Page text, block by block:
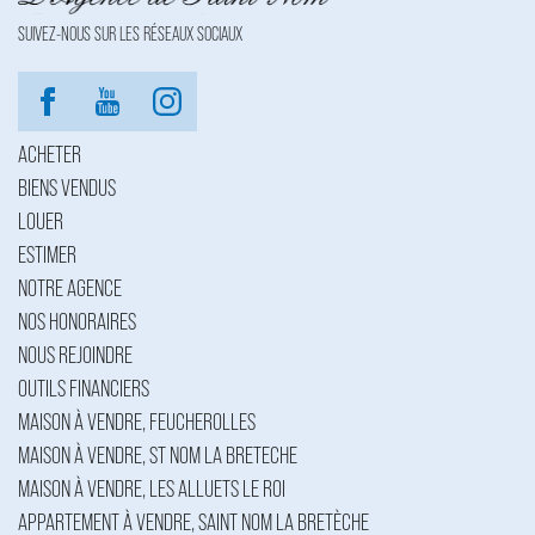
SUIVEZ-NOUS SUR LES RÉSEAUX SOCIAUX
ACHETER
BIENS VENDUS
LOUER
ESTIMER
NOTRE AGENCE
NOS HONORAIRES
NOUS REJOINDRE
OUTILS FINANCIERS
MAISON À VENDRE, FEUCHEROLLES
MAISON À VENDRE, ST NOM LA BRETECHE
MAISON À VENDRE, LES ALLUETS LE ROI
APPARTEMENT À VENDRE, SAINT NOM LA BRETÈCHE